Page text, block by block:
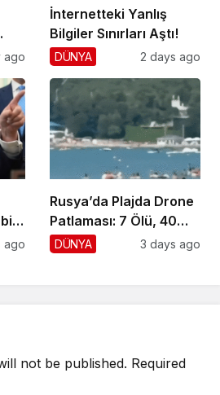
ago
İnternetteki Yanlış
Bilgiler Sınırları Aştı!
DÜNYA 2 days ago
ago
Rusya’da Plajda Drone
Patlaması: 7 Ölü, 40
Yaralı
DÜNYA 3 days ago
not be published. Required